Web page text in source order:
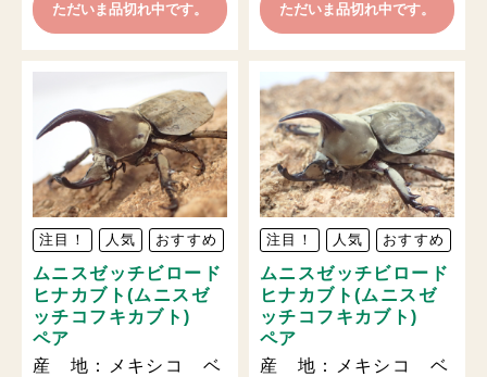
ただいま品切れ中です。 ただいま品切れ中です。
注目！ 人気 おすすめ
ムニスゼッチビロード
ヒナカブト(ムニスゼ
ッチコフキカブト)
ペア
産 地：メキシコ ベ
注目！ 人気 おすすめ
ムニスゼッチビロード
ヒナカブト(ムニスゼ
ッチコフキカブト)
ペア
産 地：メキシコ ベ